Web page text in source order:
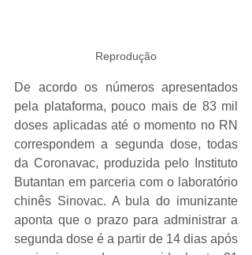
Reprodução
De acordo os números apresentados
pela plataforma, pouco mais de 83 mil
doses aplicadas até o momento no RN
correspondem a segunda dose, todas
da Coronavac, produzida pelo Instituto
Butantan em parceria com o laboratório
chinês Sinovac. A bula do imunizante
aponta que o prazo para administrar a
segunda dose é a partir de 14 dias após